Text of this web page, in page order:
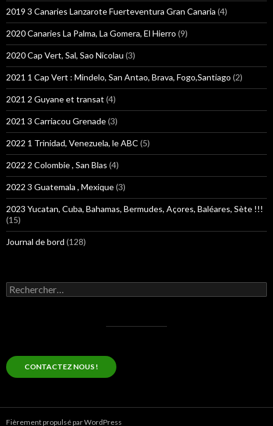
2019 3 Canaries Lanzarote Fuerteventura Gran Canaria (4)
2020 Canaries La Palma, La Gomera, El Hierro (9)
2020 Cap Vert, Sal, Sao Nicolau (3)
2021 1 Cap Vert : Mindelo, San Antao, Brava, Fogo,Santiago (2)
2021 2 Guyane et transat (4)
2021 3 Carriacou Grenade(3)
2022 1 Trinidad, Venezuela, le ABC (5)
2022 2 Colombie , San Blas (4)
2022 3 Guatemala , Mexique(3)
2023 Yucatan, Cuba, Bahamas, Bermudes, Açores, Baléares, Sète !!!
(15)
Journal de bord (128)
Rechercher :
CONTACTEZ NOUS !
Fièrement propulsé par WordPress